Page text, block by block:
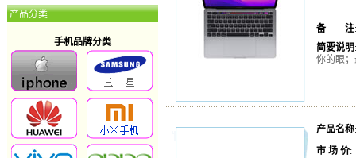
产品分类
手机品牌分类
备 注:
简要说明
你的眼
产品名称
市 场 价